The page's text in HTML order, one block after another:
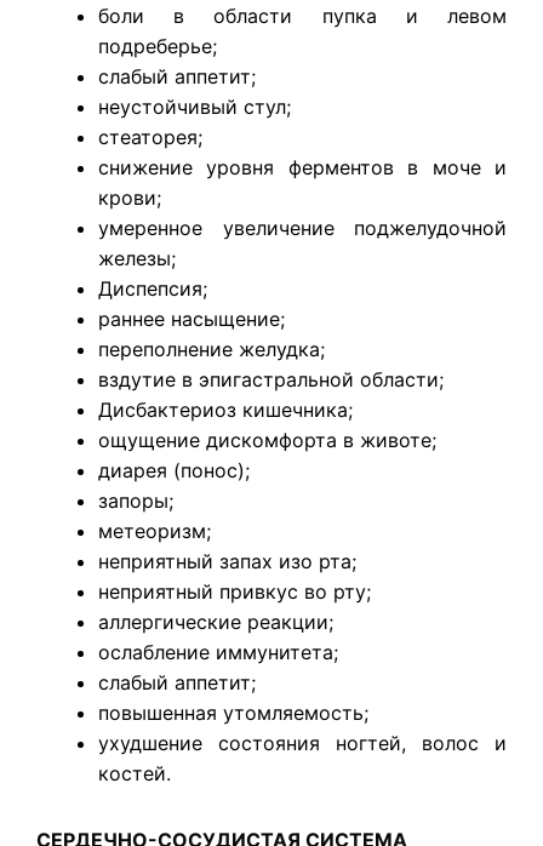
боли в области пупка и левом
подреберье;
слабый аппетит;
неустойчивый стул;
стеаторея;
снижение уровня ферментов в моче и
крови;
умеренное увеличение поджелудочной
железы;
Диспепсия;
раннее насыщение;
переполнение желудка;
вздутие в эпигастральной области;
Дисбактериоз кишечника;
ощущение дискомфорта в животе;
диарея (понос);
запоры;
метеоризм;
неприятный запах изо рта;
неприятный привкус во рту;
аллергические реакции;
ослабление иммунитета;
слабый аппетит;
повышенная утомляемость;
ухудшение состояния ногтей, волос и
костей.
СЕРДЕЧНО-СОСУДИСТАЯ СИСТЕМА